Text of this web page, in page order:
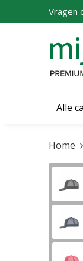
Vragen
Alle
Home